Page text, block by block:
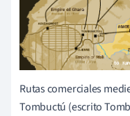
Rutas comerciales
Tombuctú (escrito